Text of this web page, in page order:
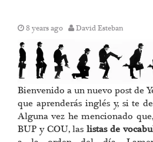
8 years ago David Esteban
Bienvenido a un nuevo post de
que aprenderás inglés y, si te
Alguna vez he mencionado
BUP y COU, laslistas de